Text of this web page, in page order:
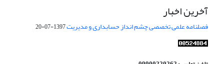
آخرین اخبار
فصلنامه علمی تخصصی چشم انداز حسابداری و مدیریت1397-07-20